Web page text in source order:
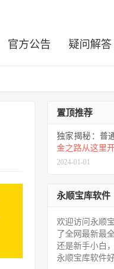
官方公告 疑问解答
置顶推荐
独家揭秘：普
金之路从这里
2024-01-01
永顺宝库软件
欢迎访问永顺
了全网最新最
还是新手小白
永顺宝库软件